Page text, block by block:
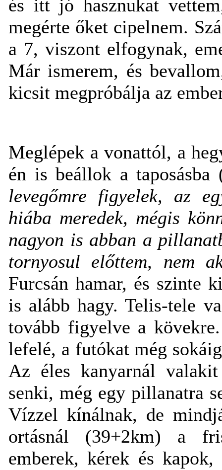
és itt jó hasznukat
megérte őket cipelnem.
a 7, viszont elfogynak,
Már ismerem, és
kicsit megpróbálja az
Meglépek a vonattól, a
én is beállok a
levegőmre figyelek, az
hiába meredek, mégis
nagyon is abban a
tornyosul előttem, nem
Furcsán hamar, és szinte
is alább hagy. Telis-tele
tovább figyelve a
lefelé, a futókat még
Az éles kanyarnál
senki, még egy pillanatra
Vízzel kínálnak, de
ortásnál (39+2km) a
emberek, kérek és